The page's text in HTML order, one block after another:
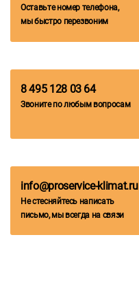
Оставьте номер телефона,
мы быстро перезвоним
8 495 128 03 64
Звоните по любым вопросам
info@proservice-klimat.ru
Не стесняйтесь написать
письмо, мы всегда на связи